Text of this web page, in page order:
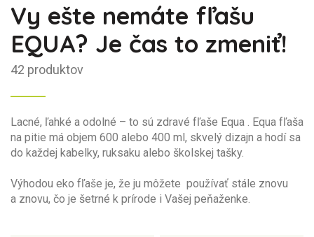
Vy ešte nemáte fľašu
EQUA? Je čas to zmeniť!
42 produktov
Lacné, ľahké a odolné – to sú zdravé fľaše Equa . Equa fľaša
na pitie má objem 600 alebo 400 ml, skvelý dizajn a hodí sa
do každej kabelky, ruksaku alebo školskej tašky.
Výhodou eko fľaše je, že ju môžete používať stále znovu
a znovu, čo je šetrné k prírode i Vašej peňaženke.